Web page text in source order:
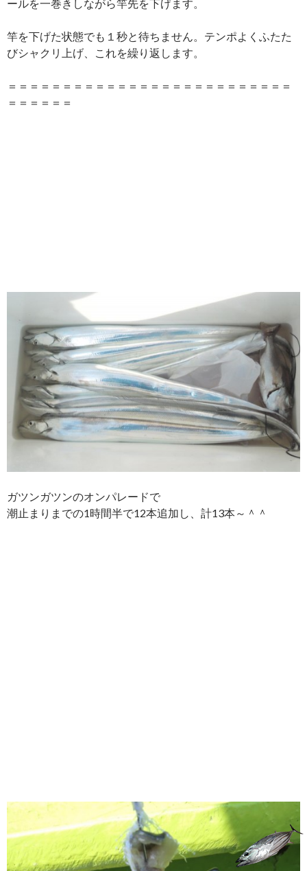
ールを一巻きしながら竿先を下げます。
竿を下げた状態でも１秒と待ちません。テンポよくふたた
びシャクリ上げ、これを繰り返します。
＝＝＝＝＝＝＝＝＝＝＝＝＝＝＝＝＝＝＝＝＝＝＝＝＝＝
＝＝＝＝＝＝
ガツンガツンのオンパレードで
潮止まりまでの1時間半で12本追加し、計13本～＾＾